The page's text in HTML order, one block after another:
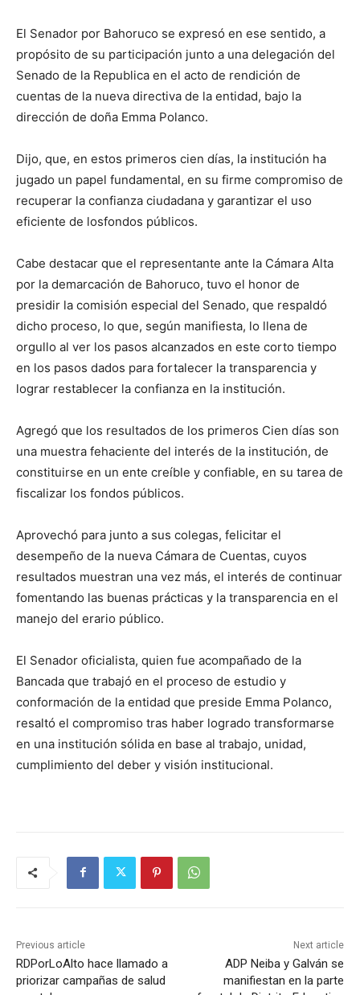
El Senador por Bahoruco se expresó en ese sentido, a
propósito de su participación junto a una delegación del
Senado de la Republica en el acto de rendición de
cuentas de la nueva directiva de la entidad, bajo la
dirección de doña Emma Polanco.
Dijo, que, en estos primeros cien días, la institución ha
jugado un papel fundamental, en su firme compromiso de
recuperar la confianza ciudadana y garantizar el uso
eficiente de losfondos públicos.
Cabe destacar que el representante ante la Cámara Alta
por la demarcación de Bahoruco, tuvo el honor de
presidir la comisión especial del Senado, que respaldó
dicho proceso, lo que, según manifiesta, lo llena de
orgullo al ver los pasos alcanzados en este corto tiempo
en los pasos dados para fortalecer la transparencia y
lograr restablecer la confianza en la institución.
Agregó que los resultados de los primeros Cien días son
una muestra fehaciente del interés de la institución, de
constituirse en un ente creíble y confiable, en su tarea de
fiscalizar los fondos públicos.
Aprovechó para junto a sus colegas, felicitar el
desempeño de la nueva Cámara de Cuentas, cuyos
resultados muestran una vez más, el interés de continuar
fomentando las buenas prácticas y la transparencia en el
manejo del erario público.
El Senador oficialista, quien fue acompañado de la
Bancada que trabajó en el proceso de estudio y
conformación de la entidad que preside Emma Polanco,
resaltó el compromiso tras haber logrado transformarse
en una institución sólida en base al trabajo, unidad,
cumplimiento del deber y visión institucional.
Previous article
RDPorLoAlto hace llamado a
priorizar campañas de salud
Next article
ADP Neiba y Galván se
manifiestan en la parte